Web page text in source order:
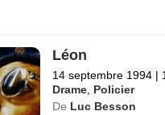
Léon
14 septembre 1994 |
Drame Policier
De Luc Besson